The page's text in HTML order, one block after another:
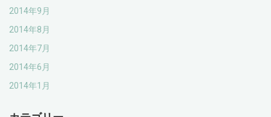
2014年9月
2014年8月
2014年7月
2014年6月
2014年1月